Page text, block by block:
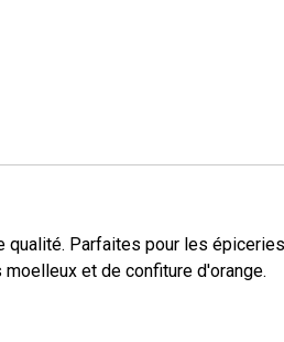
Parfaites pour les
et de confiture d'orange.